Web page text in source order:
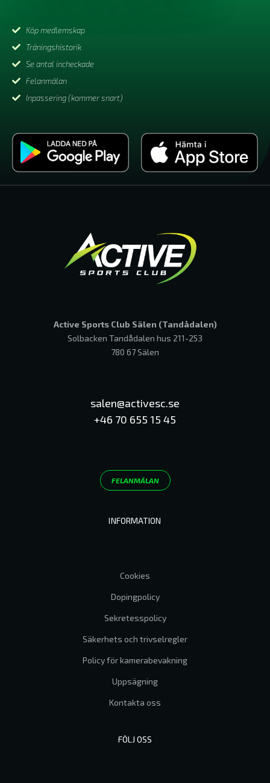
Köp medlemskap
Träningshistorik
Se antal incheckade
Felanmälan
Inpassering (kommer snart)
Active Sports Club Sälen (Tandådalen)
Solbacken Tandådalen hus 211-253
780 67 Sälen
salen@activesc.se
+46 70 655 15 45
FELANMÄLAN
INFORMATION
Cookies
Dopingpolicy
Sekretesspolicy
Säkerhets och trivselregler
Policy för kamerabevakning
Uppsägning
Kontakta oss
FÖLJ OSS